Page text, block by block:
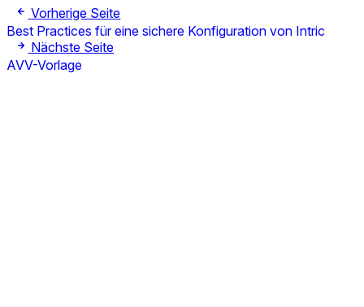
Vorherige Seite
Best Practices für eine sichere Konfiguration von Intric
Nächste Seite
AVV-Vorlage